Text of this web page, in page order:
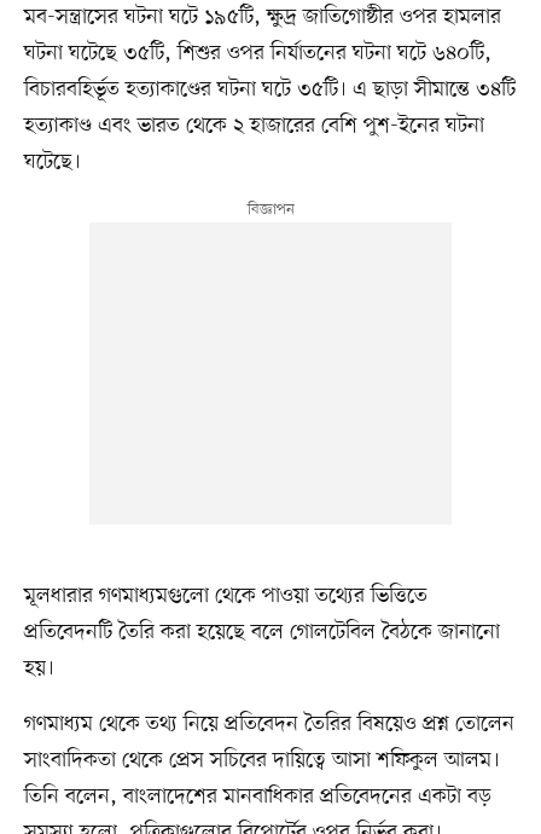
মব-সন্ত্রাসের ঘটনা ঘটে ১৯৫টি, ক্ষুদ্র জাতিগোষ্ঠীর ওপর হামলার
ঘটনা ঘটেছে ৩৫টি, শিশুর ওপর নির্যাতনের ঘটনা ঘটে ৬৪০টি,
বিচারবহির্ভূত হত্যাকাণ্ডের ঘটনা ঘটে ৩৫টি। এ ছাড়া সীমান্তে ৩৪টি
হত্যাকাণ্ড এবং ভারত থেকে ২ হাজারের বেশি পুশ-ইনের ঘটনা
ঘটেছে।
মূলধারার গণমাধ্যমগুলো থেকে পাওয়া তথ্যের ভিত্তিতে
প্রতিবেদনটি তৈরি করা হয়েছে বলে গোলটেবিল বৈঠকে জানানো
হয়।
গণমাধ্যম থেকে তথ্য নিয়ে প্রতিবেদন তৈরির বিষয়েও প্রশ্ন তোলেন
সাংবাদিকতা থেকে প্রেস সচিবের দায়িত্বে আসা শফিকুল আলম।
তিনি বলেন, বাংলাদেশের মানবাধিকার প্রতিবেদনের একটা বড়